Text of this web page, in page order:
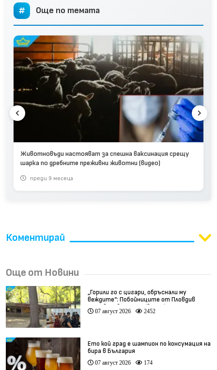
Още по темата
Животновъди настояват за спешна ваксинация срещу
шарка по дребните преживни животни (видео)
преди 9 месеца
Коментирай
Още от Новини
„Горили го с цигари, обръснали му
веждите“: Побойниците от Пловдив
остават в ареста (видео)
07 август 2026 2452
Ето кой град е шампион по консумация на
бира в България
07 август 2026 174